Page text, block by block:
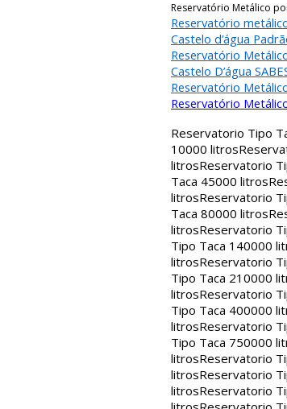
Reservatório Metálico
Reservatório
Castelo d’água
Reservatório
Castelo D’água
Reservatório
Reservatório
Reservatorio Tipo
10000 litros
litrosReservatorio
Taca 45000 litros
litrosReservatorio
Taca 80000 litros
litrosReservatorio
Tipo Taca 140000
litrosReservatorio
Tipo Taca 210000
litrosReservatorio
Tipo Taca 400000
litrosReservatorio
Tipo Taca 750000
litrosReservatorio
litrosReservatorio
litrosReservatorio